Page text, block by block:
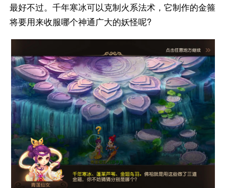
最好不过。千年寒冰可以克制火系法术，它制作的金箍
将要用来收服哪个神通广大的妖怪呢?